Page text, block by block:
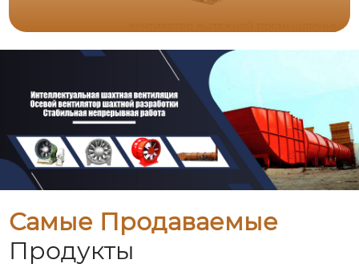
Самые Продаваемые
Продукты